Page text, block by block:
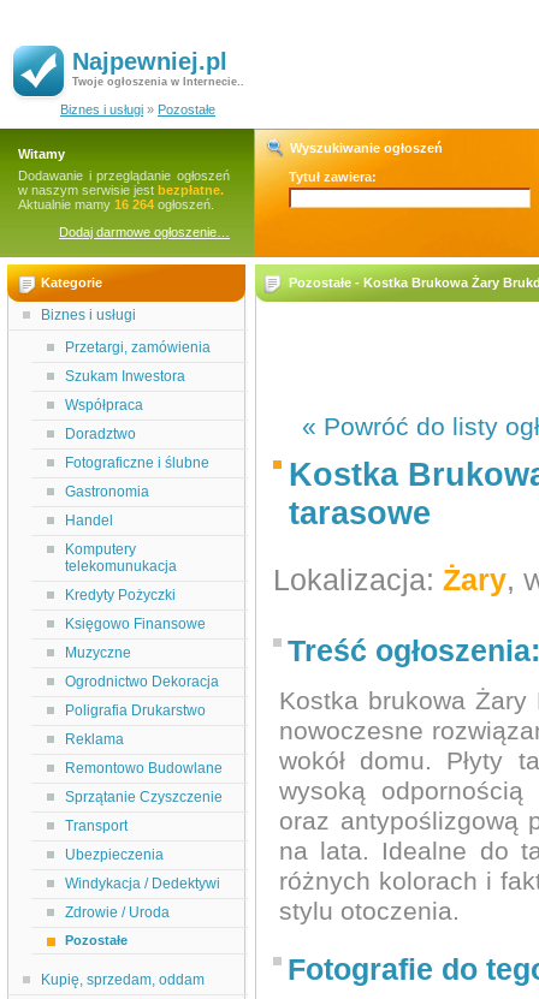
Najpewniej.pl
Twoje ogłoszenia w Internecie..
Biznes i usługi » Pozostałe
Witamy
Dodawanie i przeglądanie ogłoszeń
w naszym serwisie jest bezpłatne.
Aktualnie mamy 16 264 ogłoszeń.
Dodaj darmowe ogłoszenie…
Wyszukiwanie ogłoszeń
Tytuł zawiera:
Kategorie
Biznes i usługi
Przetargi, zamówienia
Szukam Inwestora
Współpraca
Doradztwo
Fotograficzne i ślubne
Gastronomia
Handel
Komputery
telekomunukacja
Kredyty Pożyczki
Księgowo Finansowe
Muzyczne
Ogrodnictwo Dekoracja
Poligrafia Drukarstwo
Reklama
Remontowo Budowlane
Sprzątanie Czyszczenie
Transport
Ubezpieczenia
Windykacja / Dedektywi
Zdrowie / Uroda
Pozostałe
Kupię, sprzedam, oddam
Pozostałe - Kostka Brukowa Żary
« Powróć do listy
Kostka
tarasowe
Lokalizacja: Żary,
Treść ogłoszenia:
Kostka brukowa
nowoczesne
wokół domu. Płyty
wysoką
oraz antypoślizgową
na lata. Idealne do
różnych kolorach i
stylu otoczenia.
Fotografie do